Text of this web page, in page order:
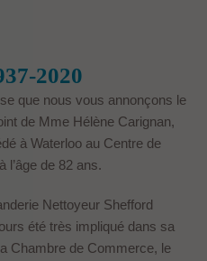
2020
que nous vous annonçons le
de Mme Hélène Carignan,
à Waterloo au Centre de
l’âge de 82 ans.
Nettoyeur Shefford
été très impliqué dans sa
Chambre de Commerce, le